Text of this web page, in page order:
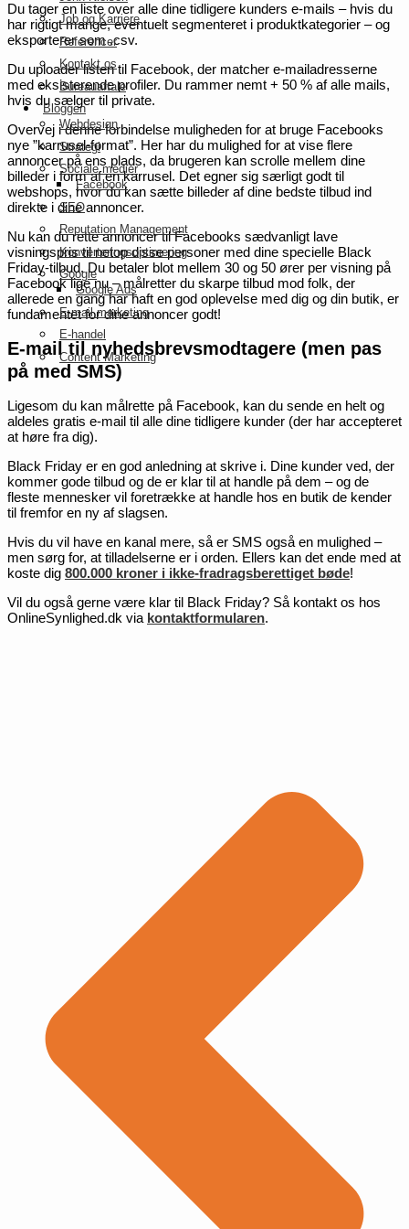
Job og Karriere
Referencer
Kontakt os
Bureauaftale
Bloggen
Webdesign
Strategi
Sociale medier
Facebook
SEO
Reputation Management
Konverteringsoptimering
Google
Google Ads
E-mail marketing
E-handel
Content Marketing
Du tager en liste over alle dine tidligere kunders e-mails – hvis du
har rigtigt mange, eventuelt segmenteret i produktkategorier – og
eksporterer som .csv.
Du uploader listen til Facebook, der matcher e-mailadresserne
med eksisterende profiler. Du rammer nemt + 50 % af alle mails,
hvis du sælger til private.
Overvej i denne forbindelse muligheden for at bruge Facebooks
nye ”karrusel-format”. Her har du mulighed for at vise flere
annoncer på ens plads, da brugeren kan scrolle mellem dine
billeder i form af en karrusel. Det egner sig særligt godt til
webshops, hvor du kan sætte billeder af dine bedste tilbud ind
direkte i dine annoncer.
Nu kan du rette annoncer til Facebooks sædvanligt lave
visningspris til netop disse personer med dine specielle Black
Friday-tilbud. Du betaler blot mellem 30 og 50 ører per visning på
Facebook lige nu – målretter du skarpe tilbud mod folk, der
allerede en gang har haft en god oplevelse med dig og din butik, er
fundamentet for dine annoncer godt!
E-mail til nyhedsbrevsmodtagere (men pas
på med SMS)
Ligesom du kan målrette på Facebook, kan du sende en helt og
aldeles gratis e-mail til alle dine tidligere kunder (der har accepteret
at høre fra dig).
Black Friday er en god anledning at skrive i. Dine kunder ved, der
kommer gode tilbud og de er klar til at handle på dem – og de
fleste mennesker vil foretrække at handle hos en butik de kender
til fremfor en ny af slagsen.
Hvis du vil have en kanal mere, så er SMS også en mulighed –
men sørg for, at tilladelserne er i orden. Ellers kan det ende med at
koste dig 800.000 kroner i ikke-fradragsberettiget bøde!
Vil du også gerne være klar til Black Friday? Så kontakt os hos
OnlineSynlighed.dk via kontaktformularen.